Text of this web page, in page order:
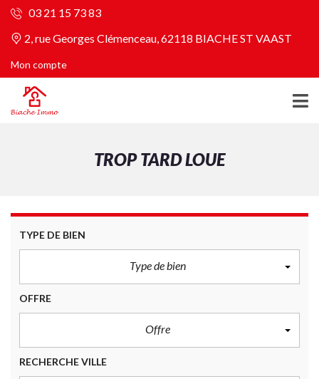
03 21 15 73 83
2, rue Georges Clémenceau, 62118 BIACHE ST VAAST
Mon compte
TROP TARD LOUE
TYPE DE BIEN
Type de bien
OFFRE
Offre
RECHERCHE VILLE